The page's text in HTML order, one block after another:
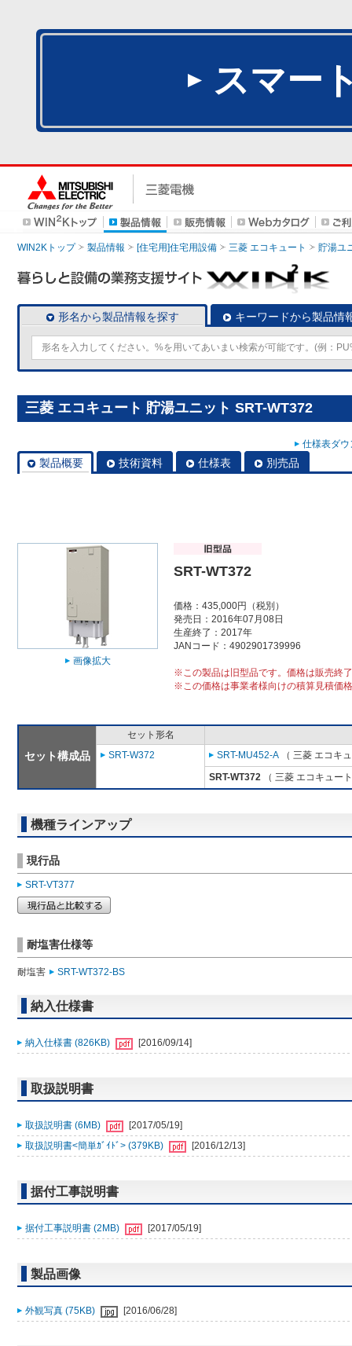
スマー
WIN2Kトップ 製品情報 [住宅用]住宅用設備 三菱 エコキュート 貯湯ユ
形名から製品情報を探す キーワードから製品情
三菱 エコキュート 貯湯ユニット SRT-WT372
仕様表ダ
製品概要 技術資料 仕様表 別売品
画像拡大
SRT-WT372
価格：435,000円（税別）
発売日：2016年07月08日
生産終了：2017年
JANコード：4902901739996
※この製品は旧型品です。価格は販売終
※この価格は事業者様向けの積算見積価
セット構成品
セット形名
SRT-W372
SRT-MU452-A （ 三菱 エコキ
SRT-WT372 （ 三菱 エコキュー
機種ラインアップ
現行品
SRT-VT377
耐塩害仕様等
耐塩害 SRT-WT372-BS
納入仕様書
納入仕様書 (826KB) [2016/09/14]
取扱説明書
取扱説明書 (6MB)
[2017/05/19]
取扱説明書<簡単ｶﾞｲﾄﾞ> (379KB)
[2016/12/13]
据付工事説明書
据付工事説明書 (2MB) [2017/05/19]
製品画像
外観写真 (75KB) [2016/06/28]